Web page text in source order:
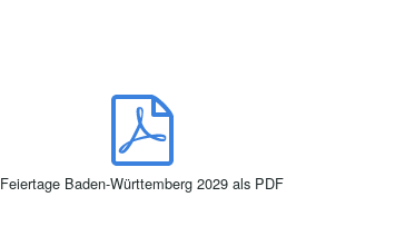
Feiertage Baden-Württemberg 2029 als PDF